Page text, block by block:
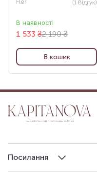
Fler (1 Відгук)
В наявності
2 190 ₴
1 533 ₴
В кошик
Посилання